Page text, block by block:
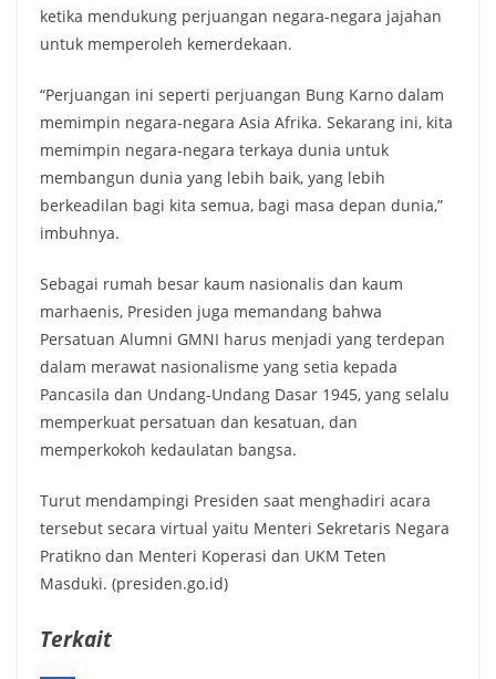
ketika mendukung perjuangan negara-negara jajahan
untuk memperoleh kemerdekaan.
“Perjuangan ini seperti perjuangan Bung Karno dalam
memimpin negara-negara Asia Afrika. Sekarang ini, kita
memimpin negara-negara terkaya dunia untuk
membangun dunia yang lebih baik, yang lebih
berkeadilan bagi kita semua, bagi masa depan dunia,”
imbuhnya.
Sebagai rumah besar kaum nasionalis dan kaum
marhaenis, Presiden juga memandang bahwa
Persatuan Alumni GMNI harus menjadi yang terdepan
dalam merawat nasionalisme yang setia kepada
Pancasila dan Undang-Undang Dasar 1945, yang selalu
memperkuat persatuan dan kesatuan, dan
memperkokoh kedaulatan bangsa.
Turut mendampingi Presiden saat menghadiri acara
tersebut secara virtual yaitu Menteri Sekretaris Negara
Pratikno dan Menteri Koperasi dan UKM Teten
Masduki. (presiden.go.id)
Terkait